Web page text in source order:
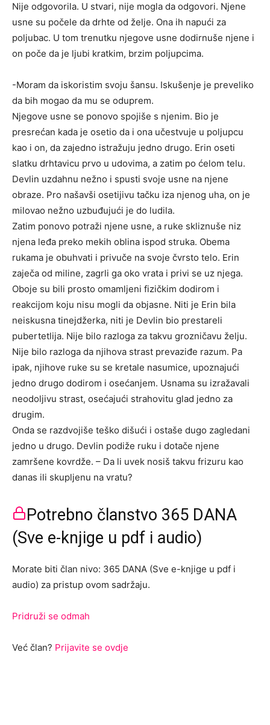
Nije odgovorila. U stvari, nije mogla da odgovori. Njene
usne su počele da drhte od želje. Ona ih napući za
poljubac. U tom trenutku njegove usne dodirnuše njene i
on poče da je ljubi kratkim, brzim poljupcima.
-Moram da iskoristim svoju šansu. Iskušenje je preveliko
da bih mogao da mu se oduprem.
Njegove usne se ponovo spojiše s njenim. Bio je
presrećan kada je osetio da i ona učestvuje u poljupcu
kao i on, da zajedno istražuju jedno drugo. Erin oseti
slatku drhtavicu prvo u udovima, a zatim po ćelom telu.
Devlin uzdahnu nežno i spusti svoje usne na njene
obraze. Pro našavši osetijivu tačku iza njenog uha, on je
milovao nežno uzbuđujući je do ludila.
Zatim ponovo potraži njene usne, a ruke skliznuše niz
njena leđa preko mekih oblina ispod struka. Obema
rukama je obuhvati i privuče na svoje čvrsto telo. Erin
zaječa od miline, zagrli ga oko vrata i privi se uz njega.
Oboje su bili prosto omamljeni fizičkim dodirom i
reakcijom koju nisu mogli da objasne. Niti je Erin bila
neiskusna tinejdžerka, niti je Devlin bio prestareli
pubertetlija. Nije bilo razloga za takvu grozničavu želju.
Nije bilo razloga da njihova strast prevaziđe razum. Pa
ipak, njihove ruke su se kretale nasumice, upoznajući
jedno drugo dodirom i osećanjem. Usnama su izražavali
neodoljivu strast, osećajući strahovitu glad jedno za
drugim.
Onda se razdvojiše teško dišući i ostaše dugo zagledani
jedno u drugo. Devlin podiže ruku i dotače njene
zamršene kovrdže. – Da li uvek nosiš takvu frizuru kao
danas ili skupljenu na vratu?
Potrebno članstvo 365 DANA
(Sve e-knjige u pdf i audio)
Morate biti član nivo: 365 DANA (Sve e-knjige u pdf i
audio) za pristup ovom sadržaju.
Pridruži se odmah
Već član? Prijavite se ovdje